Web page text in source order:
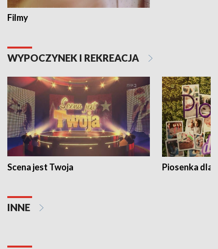
Filmy
WYPOCZYNEK I REKREACJA
Scena jest Twoja Piosenka dla
INNE